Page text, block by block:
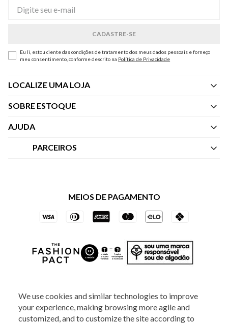
We use cookies and similar technologies to improve
your experience, making browsing more agile and
customized, and to customize the site according to
Eu li, estou ciente das condições de tratamento dos meus dados pessoais e forneço
meu consentimento, conforme descrito na Política de Privacidade
LOCALIZE UMA LOJA
SOBRE ESTOQUE
Quem Somos
AJUDA
Central de Atendimento
Trocas e Devoluções
PARCEIROS
Vai de Visa
Azul Fidelidade
MEIOS DE PAGAMENTO